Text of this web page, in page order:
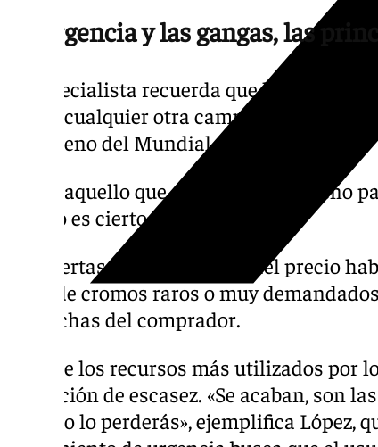
La urgencia y las gangas, las
El especialista recuerda que los
los de cualquier otra campaña de
fenómeno del Mundial.
«Todo aquello que es demasiado bueno
que no es cierto», resume.
Las ofertas muy por debajo del precio
trata de cromos raros o muy
sospechas del comprador.
Otro de los recursos más utilizados por
sensación de escasez. «Se acaban, son
ahora o lo perderás», ejemplifica López,